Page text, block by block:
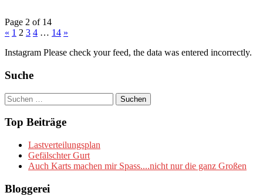
Page 2 of 14
« 1 2 3 4 … 14 »
Instagram Please check your feed, the data was entered incorrectly.
Suche
Suchen
nach:
Top Beiträge
Lastverteilungsplan
Gefälschter Gurt
Auch Karts machen mir Spass....nicht nur die ganz Großen
Bloggerei